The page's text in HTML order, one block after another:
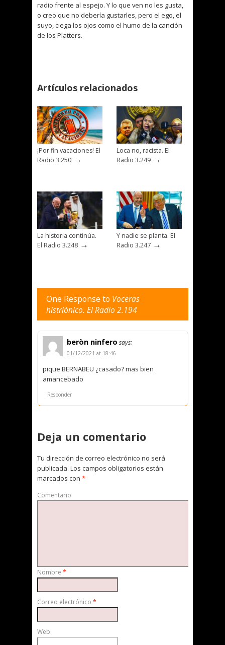
radio frente al espejo. Y lo que ven no les gusta,
o creo que no debería gustarles, pero el ego, el
suyo, ciega los ojos como el humo de la canción
de los Platters.
Artículos relacionados
¡Por fin vacaciones! El
Radio 3.250 →
Loca no, racista. El
Radio 3.249 →
La historia continúa.
El Radio 3.248 →
Y nadie se planta. El
Radio 3.247 →
One Response to Voceras
histriónico. El Radio 2.194
beròn ninfero says:
01/12/2021 at 18:46
pique BERNABEU ¿casado? mas bien
amancebado
Responder
Deja un comentario
Tu dirección de correo electrónico no será
publicada. Los campos obligatorios están
marcados con *
Comentario
Nombre *
Correo electrónico *
Web